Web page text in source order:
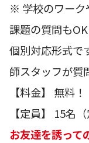
※ 学校のワーク
課題の質問も
個別対応形式で
師スタッフが質
【料金】 無料！
【定員】 15名
お友達を誘って